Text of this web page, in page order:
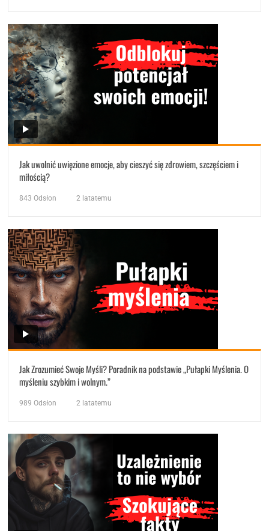
Jak uwolnić uwięzione emocje, aby cieszyć się zdrowiem, szczęściem i
miłością?
843 Odsłon 2 latatemu
Jak Zrozumieć Swoje Myśli? Poradnik na podstawie „Pułapki Myślenia. O
myśleniu szybkim i wolnym.”
989 Odsłon 2 latatemu